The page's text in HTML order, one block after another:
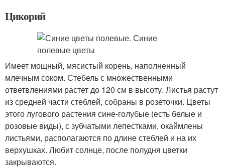
Цикорий
Имеет мощный, мясистый корень, наполненный
млечным соком. Стебель с множественными
ответвлениями растет до 120 см в высоту. Листья растут
из средней части стеблей, собраны в розеточки. Цветы
этого лугового растения сине-голубые (есть белые и
розовые виды), с зубчатыми лепестками, окаймлены
листьями, располагаются по длине стеблей и на их
верхушках. Любит солнце, после полудня цветки
закрываются.